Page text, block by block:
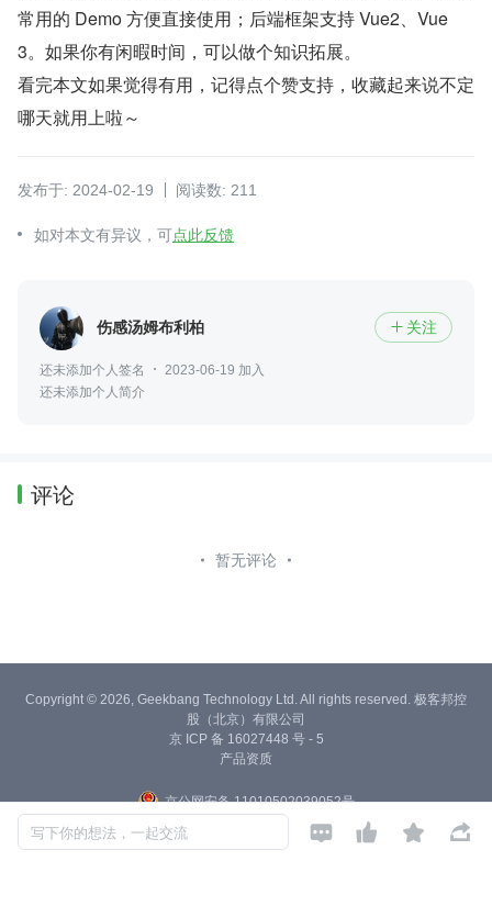
常用的 Demo 方便直接使用；后端框架支持 Vue2、Vue
3。如果你有闲暇时间，可以做个知识拓展。
看完本文如果觉得有用，记得点个赞支持，收藏起来说不定
哪天就用上啦～
发布于: 2024-02-19 阅读数: 211
如对本文有异议，可点此反馈
伤感汤姆布利柏  关注
还未添加个人签名
2023-06-19 加入
还未添加个人简介
评论
暂无评论
写下你的想法，一起交流    
Copyright © 2026, Geekbang Technology Ltd. All rights reserved. 极客邦控
股（北京）有限公司
京 ICP 备 16027448 号 - 5
产品资质
京公网安备 11010502039052号